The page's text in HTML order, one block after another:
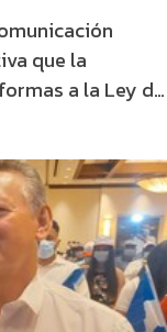
que la
a la Ley de
Tórrez volvió a